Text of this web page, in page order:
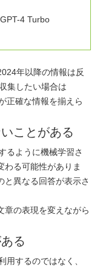
4 Turbo
年以降の情報は反
集したい場合は
正確な情報を揃えら
ことがある
るように機械学習さ
わる可能性がありま
と異なる回答が表示さ
章の表現を変えながら
る
用するのではなく、